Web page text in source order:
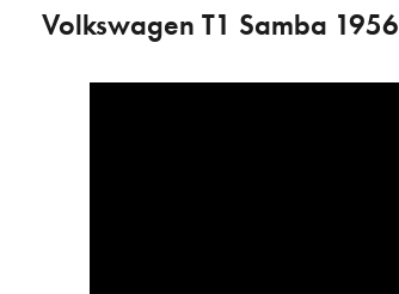
Volkswagen T1 Samba 1956